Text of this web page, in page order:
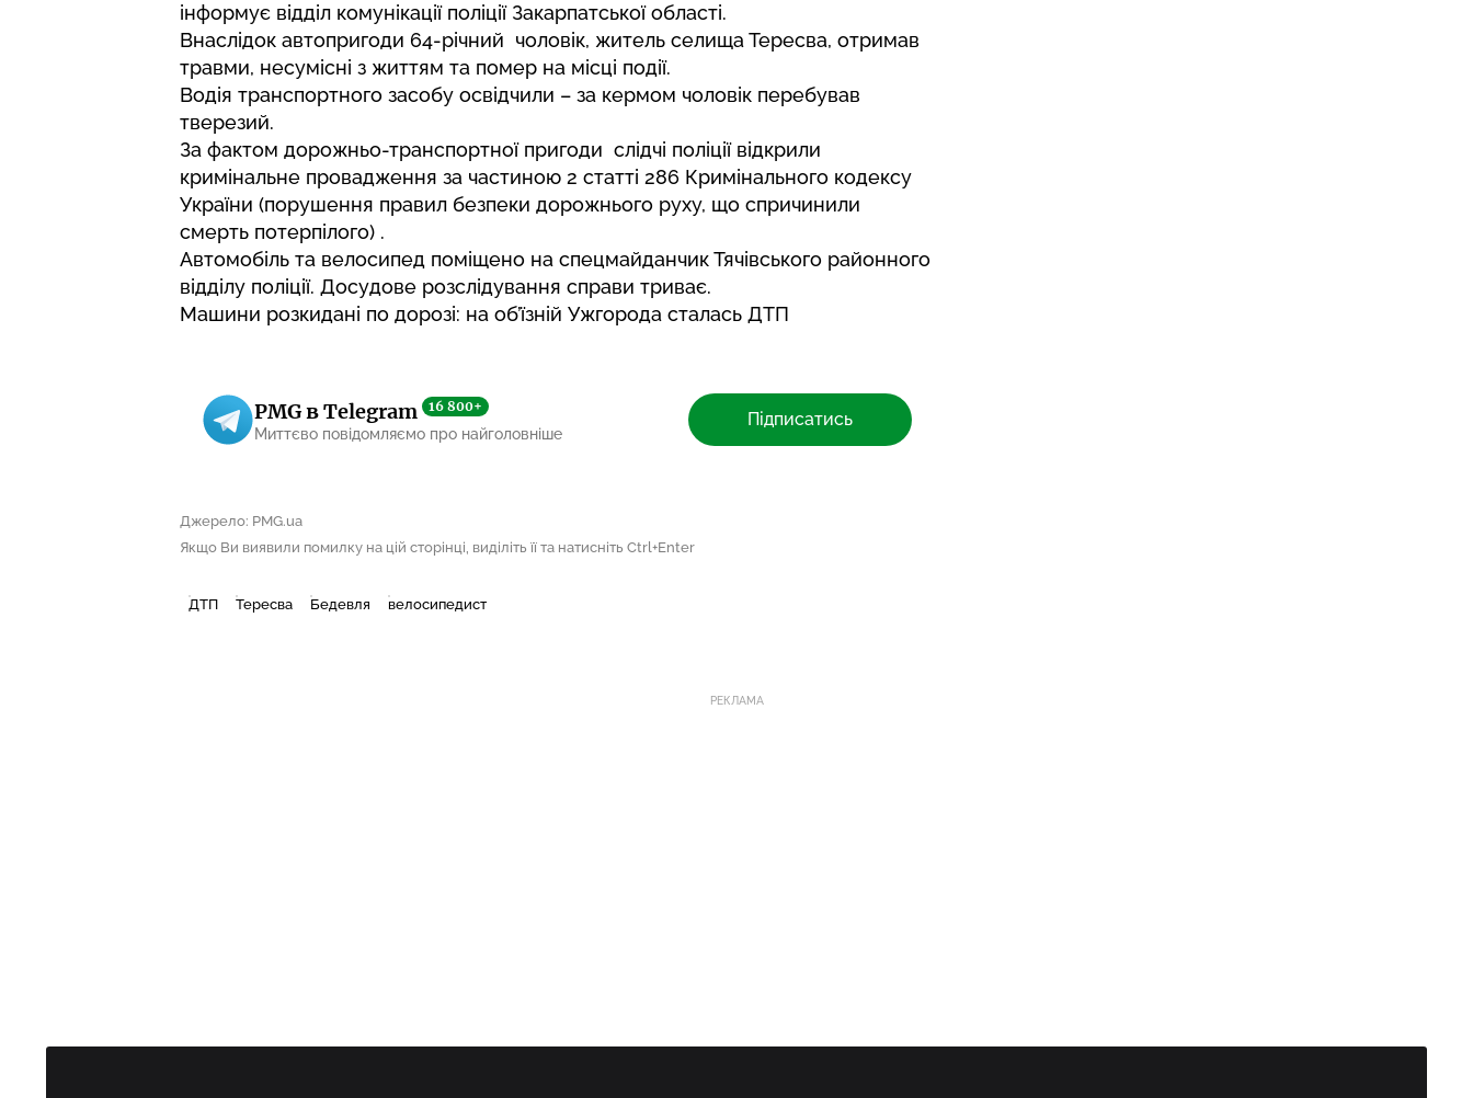
інформує відділ комунікації поліції Закарпатської області.
Внаслідок автопригоди 64-річний чоловік, житель селища Тересва, отримав
травми, несумісні з життям та помер на місці події.
Водія транспортного засобу освідчили – за кермом чоловік перебував
тверезий.
За фактом дорожньо-транспортної пригоди слідчі поліції відкрили
кримінальне провадження за частиною 2 статті 286 Кримінального кодексу
України (порушення правил безпеки дорожнього руху, що спричинили
смерть потерпілого) .
Автомобіль та велосипед поміщено на спецмайданчик Тячівського районного
відділу поліції. Досудове розслідування справи триває.
Машини розкидані по дорозі: на об’їзній Ужгорода сталась ДТП
PMG в Telegram 16 800+
Миттєво повідомляємо про найголовніше
Підписатись
Джерело: PMG.ua
Якщо Ви виявили помилку на цій сторінці, виділіть її та натисніть Ctrl+Enter
ДТП Тересва Бедевля велосипедист
РЕКЛАМА